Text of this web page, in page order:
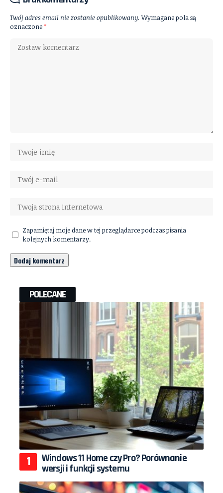
Twój adres email nie zostanie opublikowany. Wymagane pola są
oznaczone*
Zapamiętaj moje dane w tej przeglądarce podczas pisania
kolejnych komentarzy.
POLECANE
Windows 11 Home czy Pro? Porównanie
wersji i funkcji systemu